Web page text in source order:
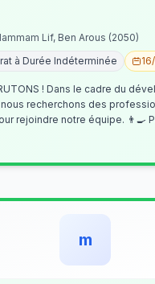
Lif, Ben Arous (2050)
à Durée Indéterminée
du développement de
recherchons des
notre équipe. 👨‍🍳 Pâtissier(ère)
m